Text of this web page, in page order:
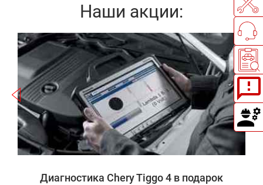
Наши акции:
Записаться
Диагностика Chery Tiggo 4 в подарок